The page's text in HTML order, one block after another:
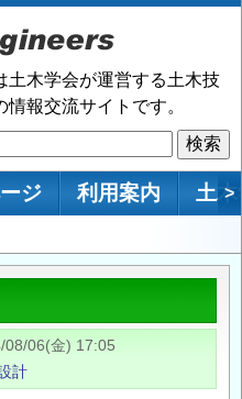
土木学会が運営する土木技
情報交流サイトです。
ジ 利用案内 土 >
08/06(金) 17:05
計